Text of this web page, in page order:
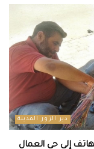
دير الزور المدينة
الهاتف إلى حي العمال